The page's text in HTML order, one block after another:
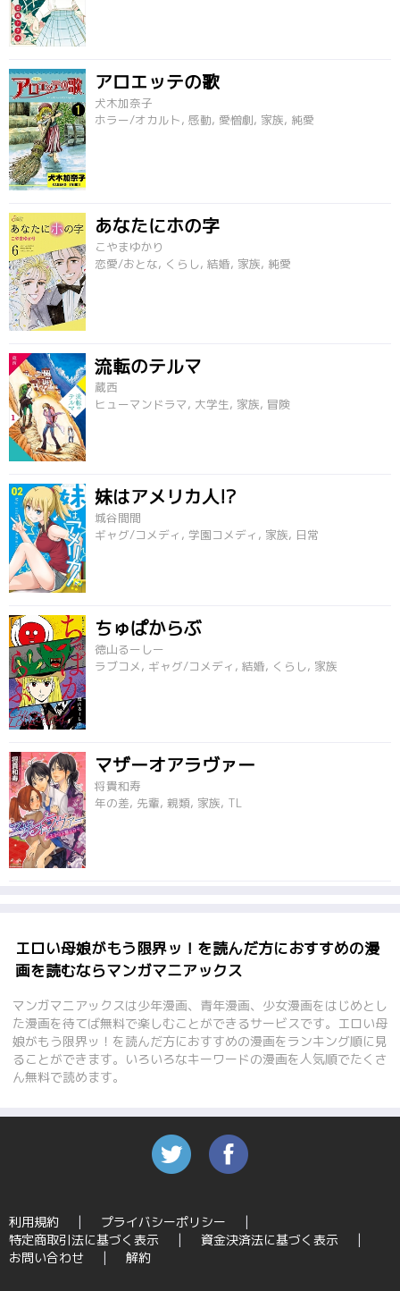
アロエッテの歌
犬木加奈子
ホラー/オカルト, 感動, 愛憎劇, 家族, 純愛
あなたにホの字
こやまゆかり
恋愛/おとな, くらし, 結婚, 家族, 純愛
流転のテルマ
蔵西
ヒューマンドラマ, 大学生, 家族, 冒険
妹はアメリカ人!?
城谷間間
ギャグ/コメディ, 学園コメディ, 家族, 日常
ちゅぱからぶ
徳山るーしー
ラブコメ, ギャグ/コメディ, 結婚, くらし, 家族
マザーオアラヴァー
将貴和寿
年の差, 先輩, 親類, 家族, TL
エロい母娘がもう限界ッ！を読んだ方におすすめの漫
画を読むならマンガマニアックス
マンガマニアックスは少年漫画、青年漫画、少女漫画をはじめとし
た漫画を待てば無料で楽しむことができるサービスです。エロい母
娘がもう限界ッ！を読んだ方におすすめの漫画をランキング順に見
ることができます。いろいろなキーワードの漫画を人気順でたくさ
ん無料で読めます。
利用規約
プライバシーポリシー
特定商取引法に基づく表示
資金決済法に基づく表示
お問い合わせ
解約